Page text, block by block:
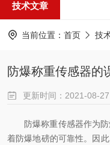
技术文章
当前位置： 首页 技
防爆称重传感器的
更新时间：2021-08-27
防爆称重传感器作为
着防爆地磅的可靠性。因